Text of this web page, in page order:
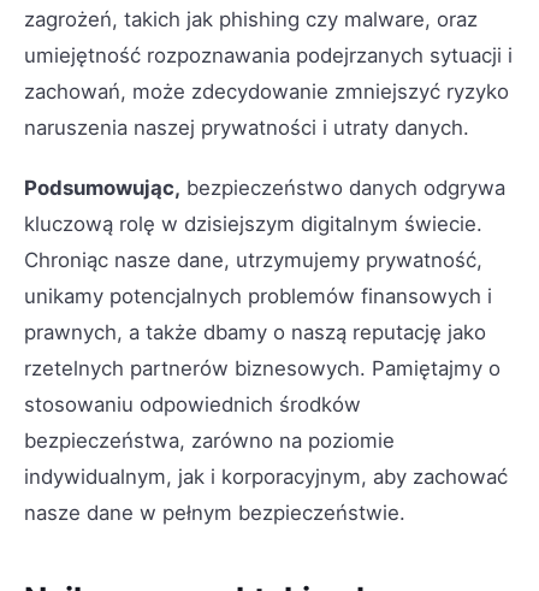
zagrożeń, takich jak phishing czy malware, oraz
umiejętność rozpoznawania podejrzanych sytuacji i
zachowań, może zdecydowanie zmniejszyć ryzyko
naruszenia naszej prywatności i utraty danych.
Podsumowując, bezpieczeństwo danych odgrywa
kluczową rolę w dzisiejszym digitalnym świecie.
Chroniąc nasze dane, utrzymujemy prywatność,
unikamy potencjalnych problemów finansowych i
prawnych, a także dbamy o naszą reputację jako
rzetelnych partnerów biznesowych. Pamiętajmy o
stosowaniu odpowiednich środków
bezpieczeństwa, zarówno na poziomie
indywidualnym, jak i korporacyjnym, aby zachować
nasze dane w pełnym bezpieczeństwie.